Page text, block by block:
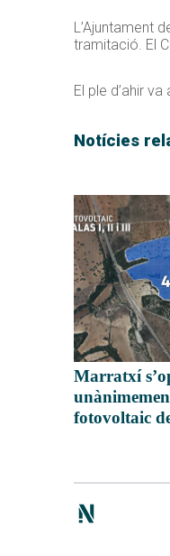
L’Ajuntament
tramitació. El
El ple d’ahir
Notícies
Marratxí
fotovoltaic